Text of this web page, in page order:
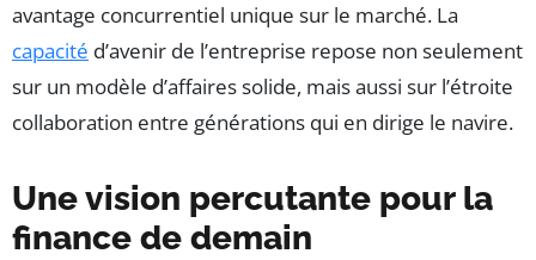
avantage concurrentiel unique sur le marché. La
capacité d’avenir de l’entreprise repose non seulement
sur un modèle d’affaires solide, mais aussi sur l’étroite
collaboration entre générations qui en dirige le navire.
Une vision percutante pour la
finance de demain